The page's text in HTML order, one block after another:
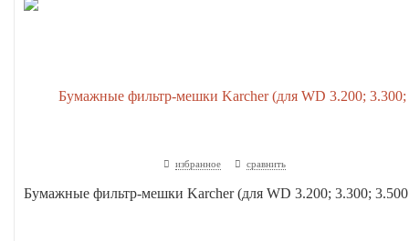
избранное сравнить
Бумажные фильтр-мешки Karcher (для WD 3.200; 3.300;